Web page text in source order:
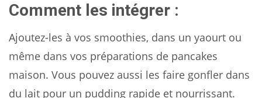
Comment les intégrer :
Ajoutez-les à vos smoothies, dans un yaourt ou
même dans vos préparations de pancakes
maison. Vous pouvez aussi les faire gonfler dans
du lait pour un pudding rapide et nourrissant.